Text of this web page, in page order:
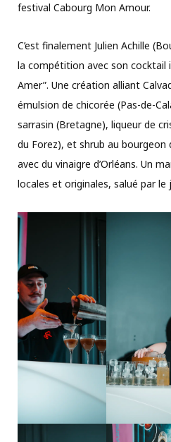
festival Cabourg Mon Amour.
C’est finalement Julien Achille
la compétition avec son cocktail
Amer”. Une création alliant
émulsion de chicorée (Pas-de-
sarrasin (Bretagne), liqueur de
du Forez), et shrub au bourgeon
avec du vinaigre d’Orléans. Un
locales et originales, salué par le